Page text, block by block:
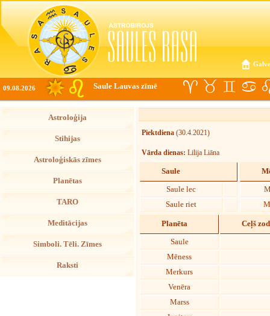
09.08.2026 Saule Lauvas zīmē
Astroloģija
Stihijas
Astroloģiskās zīmes
Planētas
TARO
Meditācijas
Simboli. Tēli. Zīmes
Raksti
Piektdiena (30.4.2021)
Vārda dienas: Lilija Liāna
Saule
Saule lec
Saule riet
Planēta Ceļš
Saule
Mēness
Merkurs
Venēra
Marss